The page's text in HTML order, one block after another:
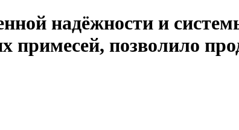
надёжности и
примесей, позволило